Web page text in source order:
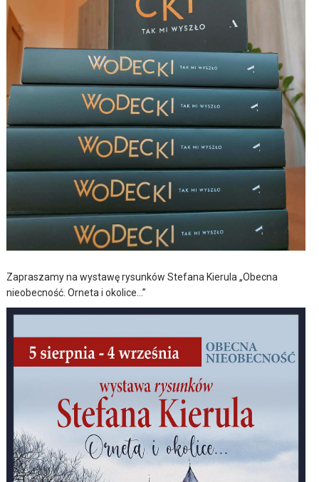
Zapraszamy na wystawę rysunków Stefana Kierula „Obecna
nieobecność. Orneta i okolice…”